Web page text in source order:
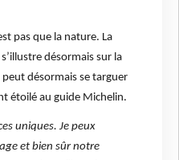
pas que la nature. La
désormais sur la
désormais se targuer
étoilé au guide Michelin.
uniques. Je peux
et bien sûr notre